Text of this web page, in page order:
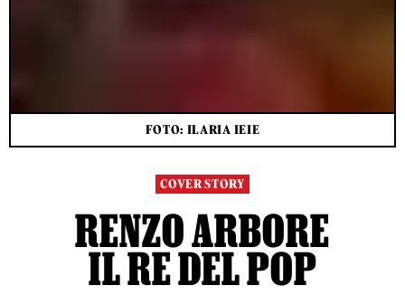
FOTO: ILARIA IEIE
COVER STORY
RENZO ARBORE
IL RE DEL POP